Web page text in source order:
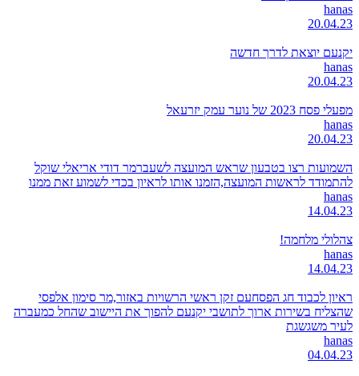
hanas
20.04.23
יקנעם יוצאת לדרך חדשה
hanas
20.04.23
מפעלי פסח 2023 של נוער עמק יזרעאל
hanas
20.04.23
השמועות רצו בטבעון שראש המועצה לשעברמר דודי אריאלי שוקל
להתמודד לראשות המועצה,הזמנו אותו לראיון בכדי לשמוע זאת ממנו
hanas
14.04.23
צהלולי מלחמה!
hanas
14.04.23
ראיון לכבוד חג הפסחעם זקן ראשי הרשויות באזור,מר סימון אלפסי
שהצליח בשירות ארוך לתושבי יקנעם להפוך את היישוב שהחל כמעברה
לעיר משגשגת
hanas
04.04.23